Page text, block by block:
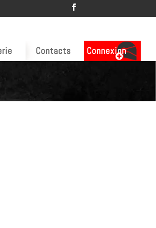
Contacts Connexion